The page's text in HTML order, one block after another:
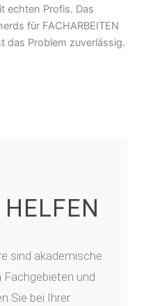
echten Profis. Das
für FACHARBEITEN
das Problem zuverlässig.
sind akademische
Fachgebieten und
Sie bei Ihrer